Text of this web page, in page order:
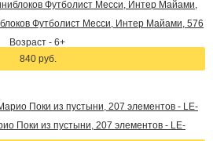
Футболист Месси, Интер Майами, 576
Возраст - 6+
840 руб.
Поки из пустыни, 207 элементов - LE-